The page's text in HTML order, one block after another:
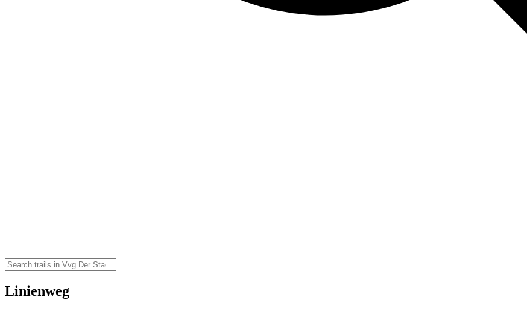
Linienweg